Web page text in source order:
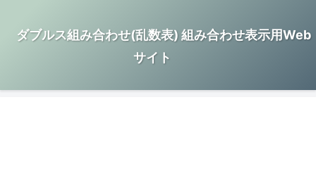
ダブルス組み合わせ(乱数表) 組み合わせ表示用Web
サイト